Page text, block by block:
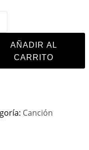
AÑADIR AL
CARRITO
Canción